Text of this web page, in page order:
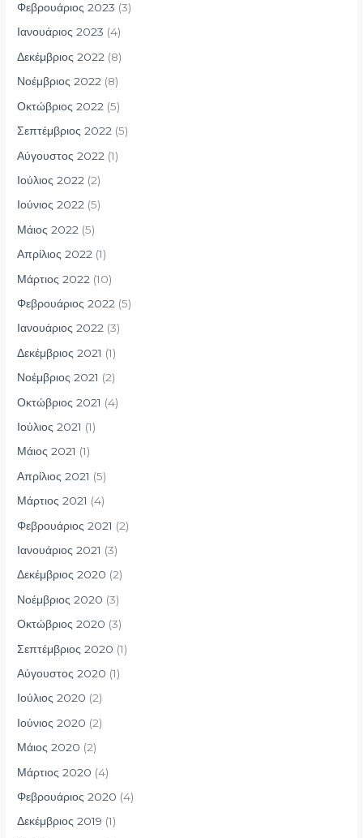
Φεβρουάριος 2023 (3)
Ιανουάριος 2023 (4)
Δεκέμβριος 2022 (8)
Νοέμβριος 2022 (8)
Οκτώβριος 2022 (5)
Σεπτέμβριος 2022 (5)
Αύγουστος 2022 (1)
Ιούλιος 2022 (2)
Ιούνιος 2022 (5)
Μάιος 2022 (5)
Απρίλιος 2022 (1)
Μάρτιος 2022 (10)
Φεβρουάριος 2022 (5)
Ιανουάριος 2022 (3)
Δεκέμβριος 2021 (1)
Νοέμβριος 2021 (2)
Οκτώβριος 2021 (4)
Ιούλιος 2021 (1)
Μάιος 2021 (1)
Απρίλιος 2021 (5)
Μάρτιος 2021 (4)
Φεβρουάριος 2021 (2)
Ιανουάριος 2021 (3)
Δεκέμβριος 2020 (2)
Νοέμβριος 2020 (3)
Οκτώβριος 2020 (3)
Σεπτέμβριος 2020 (1)
Αύγουστος 2020 (1)
Ιούλιος 2020 (2)
Ιούνιος 2020 (2)
Μάιος 2020 (2)
Μάρτιος 2020 (4)
Φεβρουάριος 2020 (4)
Δεκέμβριος 2019 (1)